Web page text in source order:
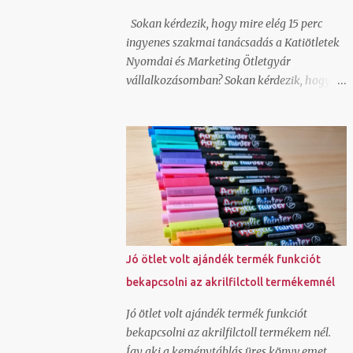
Annak nem néztem még utána, hogy az így
generált képeket hogyan lehet felhasználni,
milyen szerzői jogok vonatkoznak rá és
lehet-e jobb felbontásban is generálni a
valakinek saját fotója, amit megjelenítsen,
bátran használhat ilyen alkalmazást is.
Hogy...
Sokan kérdezik, hogy mire elég 15 perc
ingyenes szakmai tanácsadás a Katiötletek
Nyomdai és Marketing Ötletgyár
vállalkozásomban? Sokan kérdezik, hogy
tényleg adsz válaszokat? Nézzük először is,
hogy mire elég a 15 perc ingyenes szakmai
tanácsadás. Hoztam pár példát erre: le
tudjuk tesztelni olvasói szemmel egy-egy
online felületedet és tudok javaslatot tenni,
hogy mit módosítsd ahhoz, hogy
hatékonyabban működjön canva
képszerkesztő program alap használatát
meg tudjuk nézni és rájössz ezután hogy jé,
ez tényleg ilyen egyszerű általad használt
grafikai programban tudlak segíteni, hogy
ments olyan pdf-et, ami a nyomdai
Jó ötlet volt ajándék termék funkciót
bekapcsolni az akrilfilctoll termékemnél
Jó ötlet volt ajándék termék funkciót
bekapcsolni az akrilfilctoll termékem nél.